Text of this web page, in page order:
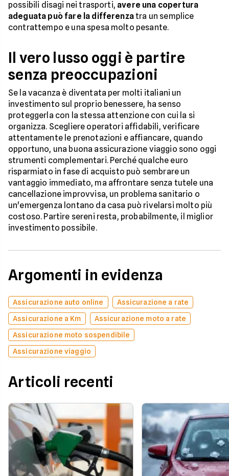
possibili disagi nei trasporti, avere una copertura
adeguata può fare la differenzatra un semplice
contrattempo e una spesa molto pesante.
Il vero lusso oggi è partire
senza preoccupazioni
Se la vacanza è diventata per molti italiani un
investimento sul proprio benessere, ha senso
proteggerla con la stessa attenzione con cui la si
organizza. Scegliere operatori affidabili, verificare
attentamente le prenotazioni e affiancare, quando
opportuno, una buona assicurazione viaggio sono oggi
strumenti complementari. Perché qualche euro
risparmiato in fase di acquisto può sembrare un
vantaggio immediato, ma affrontare senza tutele una
cancellazione improvvisa, un problema sanitario o
un'emergenza lontano da casa può rivelarsi molto più
costoso. Partire sereni resta, probabilmente, il miglior
investimento possibile.
Argomenti in evidenza
Assicurazione auto online
Assicurazione a rate
Assicurazione a Km
Assicurazione moto a rate
Assicurazione moto sospendibile
Assicurazione viaggio
Articoli recenti